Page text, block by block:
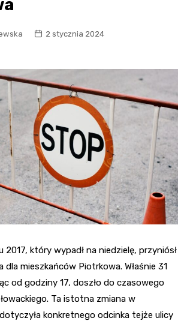
2 stycznia 2024
który wypadł na niedzielę, przyniósł
dla mieszkańców Piotrkowa. Właśnie 31
od godziny 17, doszło do czasowego
Ta istotna zmiana w
konkretnego odcinka tejże ulicy